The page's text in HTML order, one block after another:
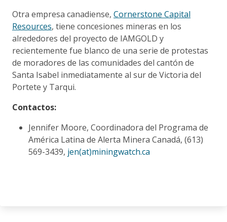
Otra empresa canadiense, Cornerstone Capital
Resources, tiene concesiones mineras en los
alrededores del proyecto de IAMGOLD y
recientemente fue blanco de una serie de protestas
de moradores de las comunidades del cantón de
Santa Isabel inmediatamente al sur de Victoria del
Portete y Tarqui.
Contactos:
Jennifer Moore, Coordinadora del Programa de
América Latina de Alerta Minera Canadá, (613)
569-3439, jen(at)miningwatch.ca